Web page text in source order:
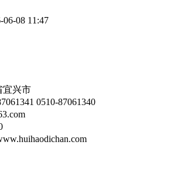
08 11:47
宜兴市
0510-87061340